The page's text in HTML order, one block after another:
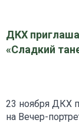
ДКХ
«Сладкий
23 ноября ДКХ
на Вечер-